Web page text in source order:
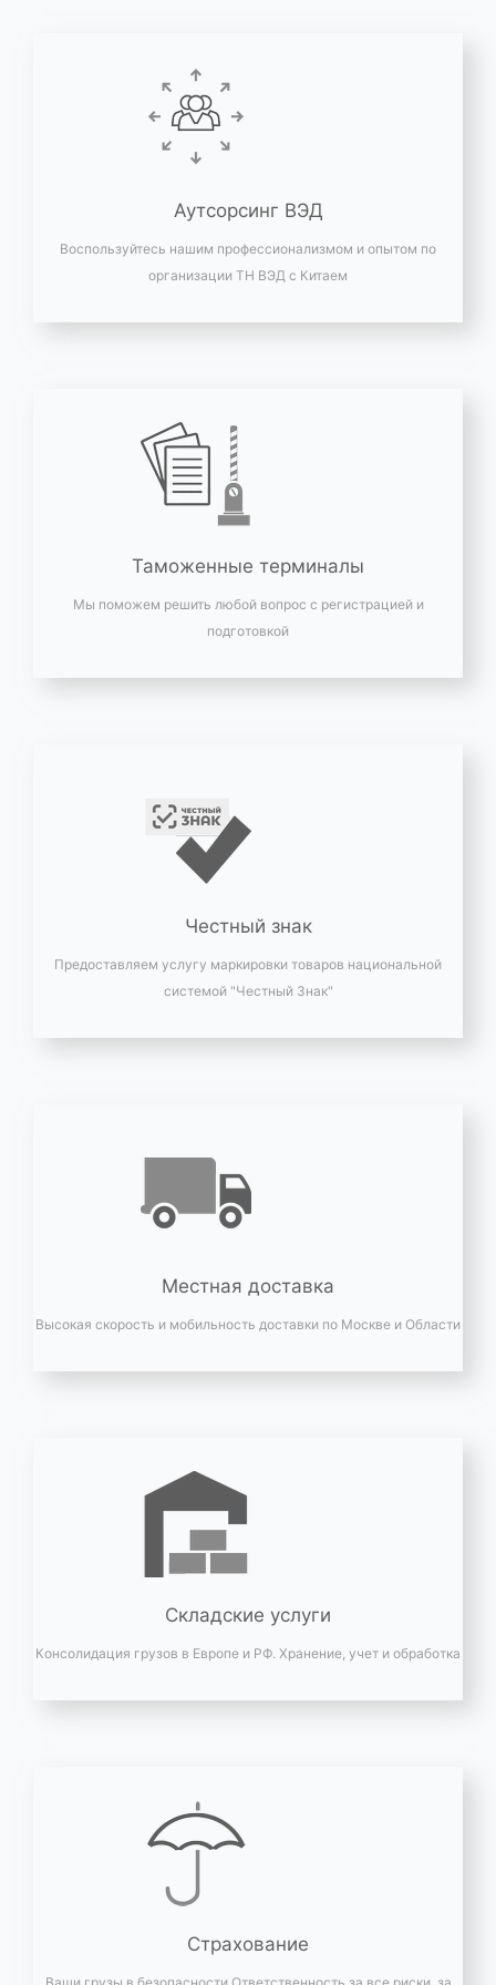
Аутсорсинг ВЭД
Воспользуйтесь нашим профессионализмом и опытом по
организации ТН ВЭД с Китаем
Таможенные терминалы
Мы поможем решить любой вопрос с регистрацией и
подготовкой
Честный знак
Предоставляем услугу маркировки товаров национальной
системой "Честный Знак"
Местная доставка
Высокая скорость и мобильность доставки по Москве и Области
Складские услуги
Консолидация грузов в Европе и РФ. Хранение, учет и обработка
Страхование